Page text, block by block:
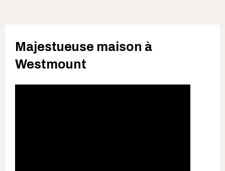
Majestueuse maison à
Westmount